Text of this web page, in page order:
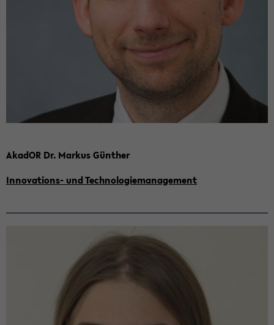
Aka­dOR Dr. Mar­kus Gün­ther
Innovations-​ und Tech­no­lo­gie­ma­nage­ment